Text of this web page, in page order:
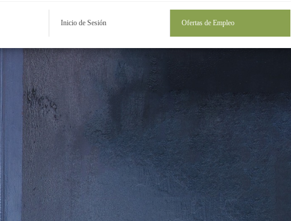
Inicio de Sesión Ofertas de Empleo